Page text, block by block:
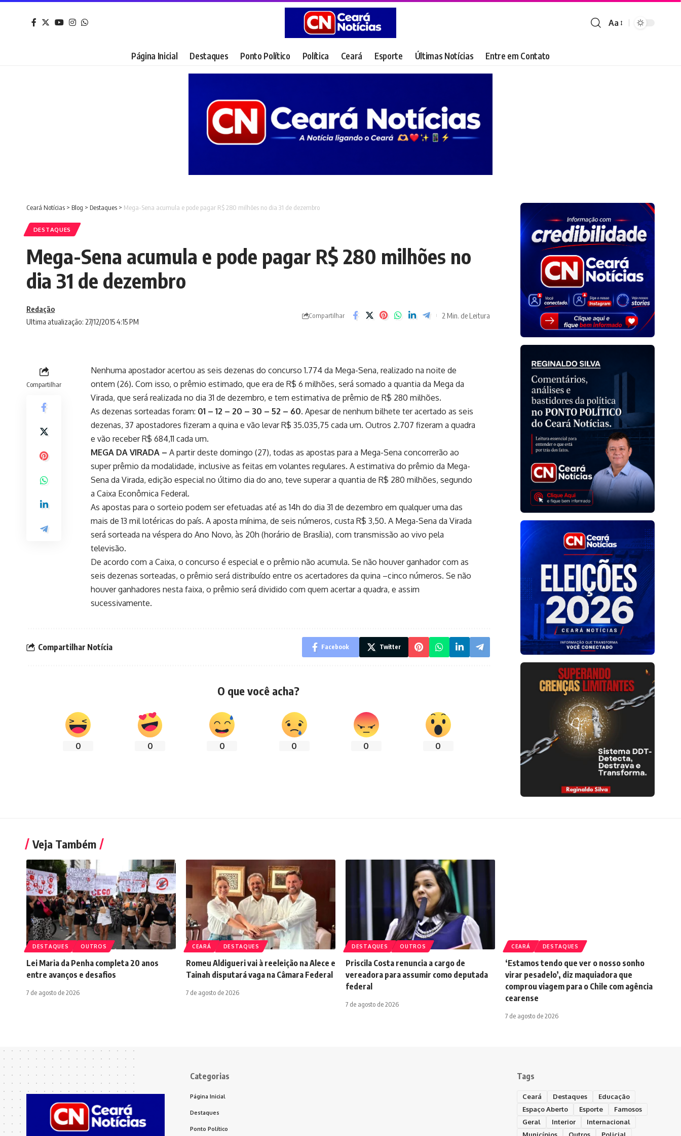
Font
Aa
Página Inicial Destaques Ponto Político Política Ceará Esporte Últimas Notícias Entre em Contato
Ceará Notícias > Blog > Destaques > Mega-Sena acumula e pode pagar R$ 280 milhões no dia 31 de dezembro
DESTAQUES
Mega-Sena acumula e pode pagar R$ 280 milhões no
dia 31 de dezembro
Ultima atualização: 27/12/2015 4:15 PM
Redação
Compartilhar 2 Min. de Leitura
Compartilhar
Nenhuma apostador acertou as seis dezenas do concurso 1.774 da Mega-Sena, realizado na noite de
ontem (26). Com isso, o prêmio estimado, que era de R$ 6 milhões, será somado a quantia da Mega da
Virada, que será realizada no dia 31 de dezembro, e tem estimativa de prêmio de R$ 280 milhões.
As dezenas sorteadas foram: 01 – 12 – 20 – 30 – 52 – 60. Apesar de nenhum bilhete ter acertado as seis
dezenas, 37 apostadores fizeram a quina e vão levar R$ 35.035,75 cada um. Outros 2.707 fizeram a quadra
e vão receber R$ 684,11 cada um.
MEGA DA VIRADA – A partir deste domingo (27), todas as apostas para a Mega-Sena concorrerão ao
super prêmio da modalidade, inclusive as feitas em volantes regulares. A estimativa do prêmio da Mega-
Sena da Virada, edição especial no último dia do ano, teve superar a quantia de R$ 280 milhões, segundo
a Caixa Econômica Federal.
As apostas para o sorteio podem ser efetuadas até as 14h do dia 31 de dezembro em qualquer uma das
mais de 13 mil lotéricas do país. A aposta mínima, de seis números, custa R$ 3,50. A Mega-Sena da Virada
será sorteada na véspera do Ano Novo, às 20h (horário de Brasília), com transmissão ao vivo pela
televisão.
De acordo com a Caixa, o concurso é especial e o prêmio não acumula. Se não houver ganhador com as
seis dezenas sorteadas, o prêmio será distribuído entre os acertadores da quina –cinco números. Se não
houver ganhadores nesta faixa, o prêmio será dividido com quem acertar a quadra, e assim
sucessivamente.
Compartilhar Notícia Facebook Twitter
O que você acha?
0 0 0 0 0 0
Veja Também
DESTAQUES OUTROS
Lei Maria da Penha completa 20 anos
entre avanços e desafios
7 de agosto de 2026
CEARÁ DESTAQUES
Romeu Aldigueri vai à reeleição na Alece e
Tainah disputará vaga na Câmara Federal
7 de agosto de 2026
DESTAQUES OUTROS
Priscila Costa renuncia a cargo de
vereadora para assumir como deputada
federal
7 de agosto de 2026
CEARÁ DESTAQUES
‘Estamos tendo que ver o nosso sonho
virar pesadelo’, diz maquiadora que
comprou viagem para o Chile com agência
cearense
7 de agosto de 2026
Categorias
Página Inicial
Destaques
Ponto Político
Tags
Ceará Destaques
Educação
Espaço Aberto
Esporte
Famosos
Geral
Interior
Internacional